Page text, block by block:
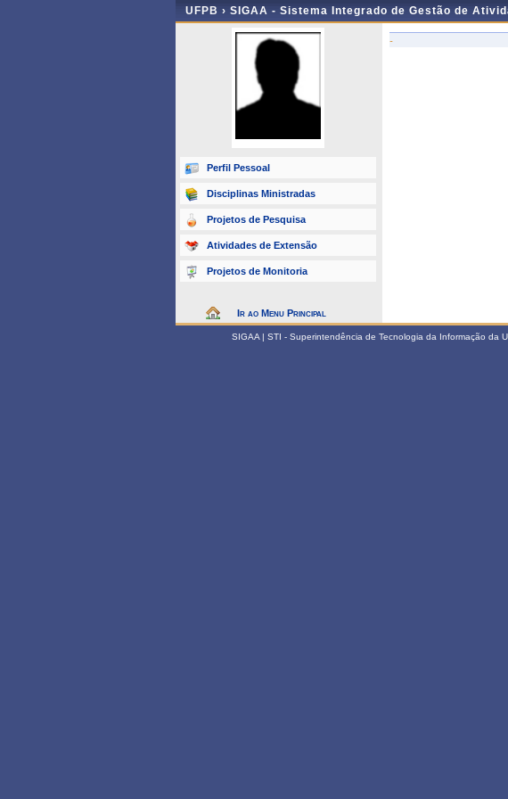
UFPB › SIGAA - Sistema Integrado de Gestão de
Perfil Pessoal
Disciplinas Ministradas
Projetos de Pesquisa
Atividades de Extensão
Projetos de Monitoria
Ir ao Menu Principal
-
SIGAA | STI - Superintendência de Tecnologia da Informação da